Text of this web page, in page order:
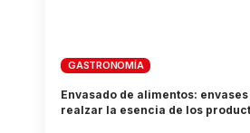
GASTRONOMÍA
Envasado de alimentos:
realzar la esencia de los